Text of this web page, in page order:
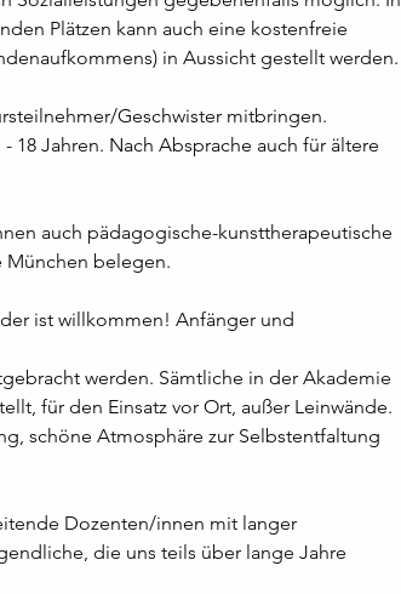
Plätzen kann auch eine kostenfreie
in Aussicht gestellt werden.
Geschwister mitbringen.
18 Jahren. Nach Absprache auch für ältere
jüngere Kinder.
auch pädagogische-kunsttherapeutische
München belegen.
ist willkommen! Anfänger und
werden. Sämtliche in der Akademie
für den Einsatz vor Ort, außer Leinwände.
schöne Atmosphäre zur Selbstentfaltung
Dozenten/innen mit langer
die uns teils über lange Jahre